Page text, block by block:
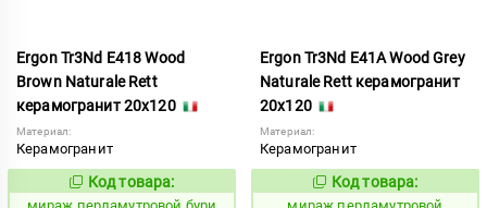
Ergon Tr3Nd E418 Wood
Brown Naturale Rett
керамогранит 20x120
Материал:
Керамогранит
993255
Код товара:
Ergon Tr3Nd E41A Wood Grey
Naturale Rett керамогранит
20x120
Материал:
Керамогранит
993260
Код товара: